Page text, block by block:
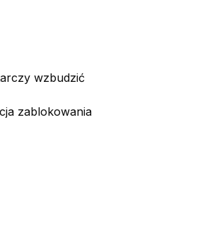
wzbudzić
zablokowania